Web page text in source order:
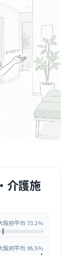
介護施
阪府平均 73.1%
阪府平均 95.5%